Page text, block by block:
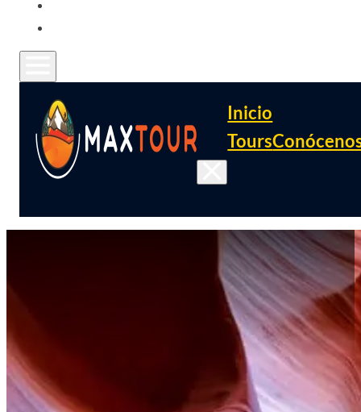
Inicio
Tours